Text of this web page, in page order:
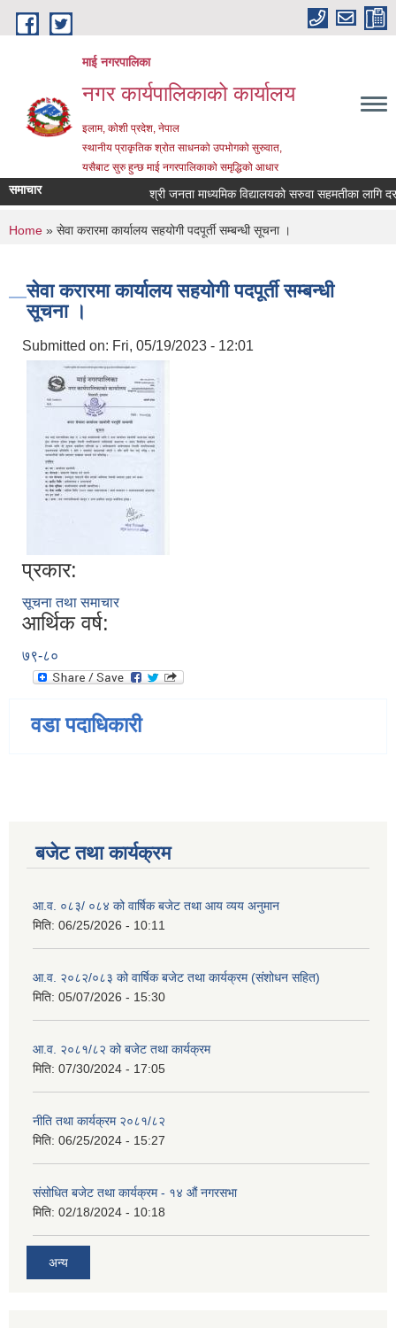
Skip to main content
माई नगरपालिका
नगर कार्यपालिकाको कार्यालय
इलाम, कोशी प्रदेश, नेपाल
स्थानीय प्राकृतिक श्रोत साधनको उपभोगको सुरुवात,
यसैबाट सुरु हुन्छ माई नगरपालिकाको समृद्धिको आधार
समाचार श्री जनता माध्यमिक विद्यालयको सरुवा सहमतीका लागि
You are here
Home » सेवा करारमा कार्यालय सहयोगी पदपूर्ती सम्बन्धी सूचना ।
सेवा करारमा कार्यालय सहयोगी पदपूर्ती सम्बन्धी
सूचना ।
Submitted on: Fri, 05/19/2023 - 12:01
प्रकार:
सूचना तथा समाचार
आर्थिक वर्ष:
७९-८०
वडा पदाधिकारी
बजेट तथा कार्यक्रम
आ.व. ०८३/ ०८४ को वार्षिक बजेट तथा आय व्यय अनुमान
मिति: 06/25/2026 - 10:11
आ.व. २०८२/०८३ को वार्षिक बजेट तथा कार्यक्रम (संशोधन सहित)
मिति: 05/07/2026 - 15:30
आ.व. २०८१/८२ को बजेट तथा कार्यक्रम
मिति: 07/30/2024 - 17:05
नीति तथा कार्यक्रम २०८१/८२
मिति: 06/25/2024 - 15:27
संसोधित बजेट तथा कार्यक्रम - १४ औं नगरसभा
मिति: 02/18/2024 - 10:18
अन्य